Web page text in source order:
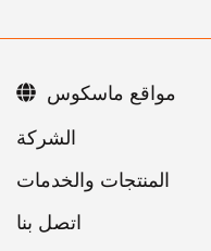
اتصل بنا
مواقع ماسكوس